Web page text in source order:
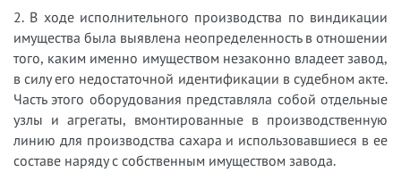
2. В ходе исполнительного производства по виндикации
имущества была выявлена неопределенность в отношении
того, каким именно имуществом незаконно владеет завод,
в силу его недостаточной идентификации в судебном акте.
Часть этого оборудования представляла собой отдельные
узлы и агрегаты, вмонтированные в производственную
линию для производства сахара и использовавшиеся в ее
составе наряду с собственным имуществом завода.